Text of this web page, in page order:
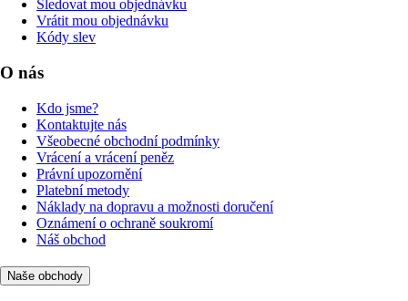
Sledovat mou objednávku
Vrátit mou objednávku
Kódy slev
O nás
Kdo jsme?
Kontaktujte nás
Všeobecné obchodní podmínky
Vrácení a vrácení peněz
Právní upozornění
Platební metody
Náklady na dopravu a možnosti doručení
Oznámení o ochraně soukromí
Náš obchod
Naše obchody